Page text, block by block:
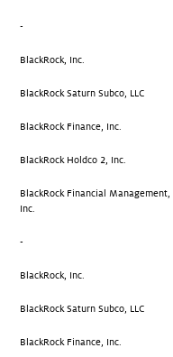
-
BlackRock, Inc.
BlackRock Saturn Subco, LLC
BlackRock Finance, Inc.
BlackRock Holdco 2, Inc.
BlackRock Financial Management,
Inc.
-
BlackRock, Inc.
BlackRock Saturn Subco, LLC
BlackRock Finance, Inc.